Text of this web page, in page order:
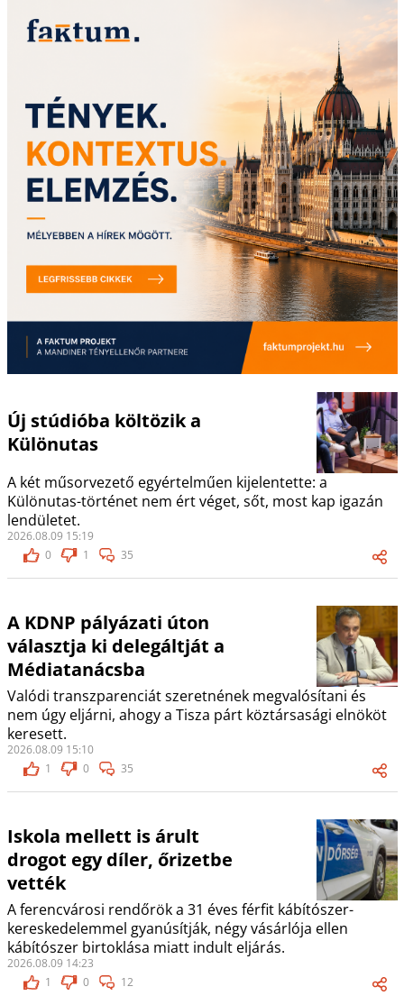
Új stúdióba költözik a
Különutas
A két műsorvezető egyértelműen kijelentette: a
Különutas-történet nem ért véget, sőt, most kap igazán
lendületet.
2026.08.09 15:19
0
1 35
A KDNP pályázati úton
választja ki delegáltját a
Médiatanácsba
Valódi transzparenciát szeretnének megvalósítani és
nem úgy eljárni, ahogy a Tisza párt köztársasági elnököt
keresett.
2026.08.09 15:10
1
0 35
Iskola mellett is árult
drogot egy díler, őrizetbe
vették
A ferencvárosi rendőrök a 31 éves férfit kábítószer-
kereskedelemmel gyanúsítják, négy vásárlója ellen
kábítószer birtoklása miatt indult eljárás.
2026.08.09 14:23
1
0 12